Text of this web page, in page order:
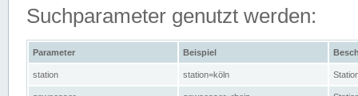
Suchparameter genutzt werden:
Parameter Beispiel
station station=köln